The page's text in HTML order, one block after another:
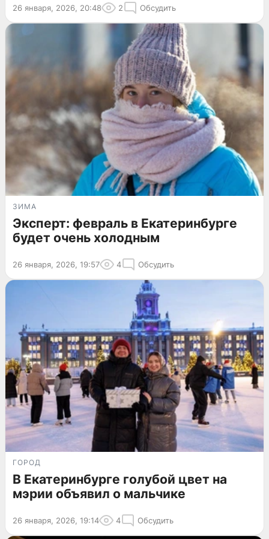
26 января, 2026, 20:48 2 Обсудить
ЗИМА
Эксперт: февраль в Екатеринбурге
будет очень холодным
26 января, 2026, 19:57 4 Обсудить
ГОРОД
В Екатеринбурге голубой цвет на
мэрии объявил о мальчике
26 января, 2026, 19:14 4 Обсудить